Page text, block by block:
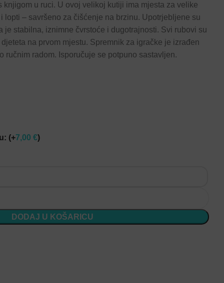
knjigom u ruci. U ovoj velikoj kutiji ima mjesta za velike
lopti – savršeno za čišćenje na brzinu. Upotrjebljene su
je stabilna, iznimne čvrstoće i dugotrajnosti. Svi rubovi su
na prvom mjestu. Spremnik za igračke je izrađen
ručnim radom. Isporučuje se potpuno sastavljen.
(+7,00 €)
DODAJ U KOŠARICU